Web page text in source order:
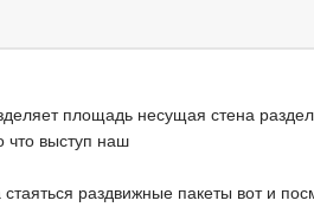
площадь несущая стена
что выступ наш
раздвижные пакеты вот и